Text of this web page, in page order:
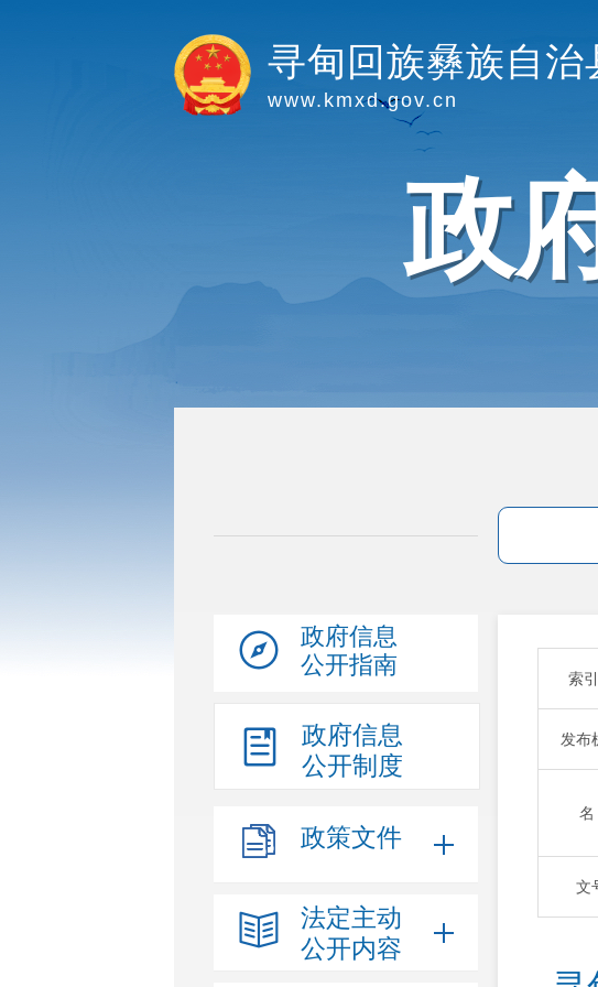
寻甸回族彝族自治
www.kmxd.gov.cn
政
政府信息
公开指南
政府信息
公开制度
政策文件
法定主动
公开内容
索
发布
名
文